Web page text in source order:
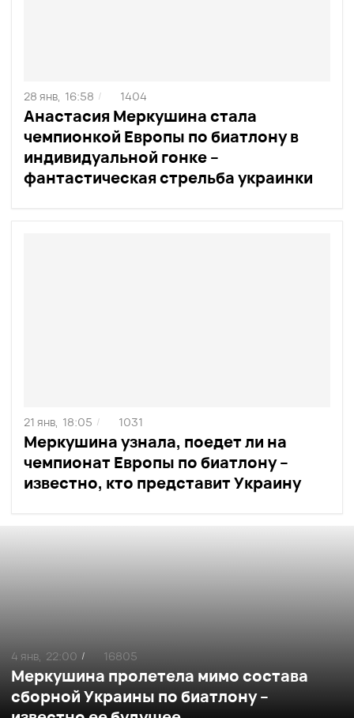
Анастасия Меркушина стала
чемпионкой Европы по биатлону в
индивидуальной гонке –
фантастическая стрельба украинки
28 янв, 16:58 / 1404
Меркушина узнала, поедет ли на
чемпионат Европы по биатлону –
известно, кто представит Украину
21 янв, 18:05 / 1031
Меркушина пролетела мимо состава
сборной Украины по биатлону –
4 янв, 22:00 / 16805